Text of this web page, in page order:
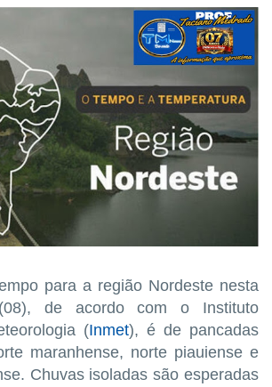
para a região Nordeste nesta
(08), de acordo com o Instituto
(Inmet), é de pancadas
maranhense, norte piauiense e
Chuvas isoladas são esperadas